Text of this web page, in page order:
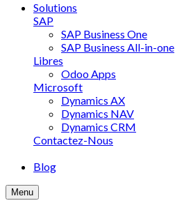
Solutions
SAP
SAP Business One
SAP Business All-in-one
Libres
Odoo Apps
Microsoft
Dynamics AX
Dynamics NAV
Dynamics CRM
Contactez-Nous
Blog
Menu